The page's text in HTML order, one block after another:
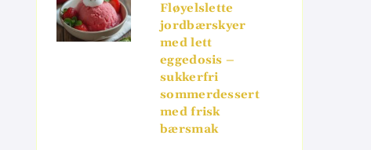
Fløyelslette
jordbærskyer
med lett
eggedosis –
sukkerfri
sommerdessert
med frisk
bærsmak